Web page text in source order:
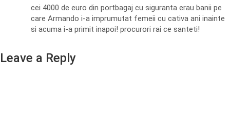
cei 4000 de euro din portbagaj cu siguranta erau banii pe
care Armando i-a imprumutat femeii cu cativa ani inainte
si acuma i-a primit inapoi! procurori rai ce santeti!
Leave a Reply